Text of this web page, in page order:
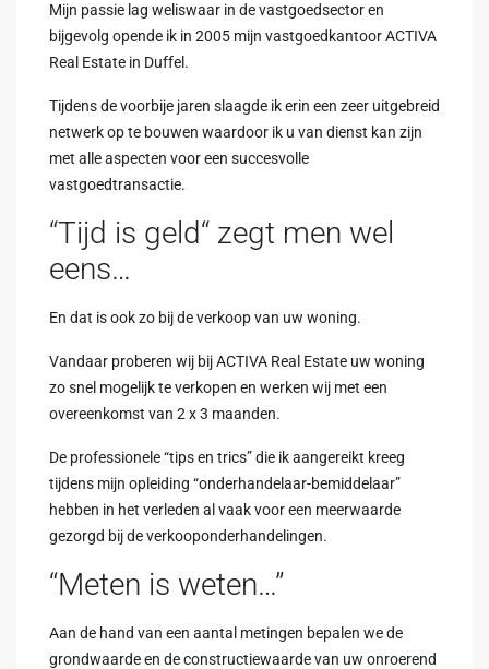
Mijn passie lag weliswaar in de vastgoedsector en
bijgevolg opende ik in 2005 mijn vastgoedkantoor ACTIVA
Real Estate in Duffel.
Tijdens de voorbije jaren slaagde ik erin een zeer uitgebreid
netwerk op te bouwen waardoor ik u van dienst kan zijn
met alle aspecten voor een succesvolle
vastgoedtransactie.
“Tijd is geld“ zegt men wel
eens…
En dat is ook zo bij de verkoop van uw woning.
Vandaar proberen wij bij ACTIVA Real Estate uw woning
zo snel mogelijk te verkopen en werken wij met een
overeenkomst van 2 x 3 maanden.
De professionele “tips en trics” die ik aangereikt kreeg
tijdens mijn opleiding “onderhandelaar-bemiddelaar”
hebben in het verleden al vaak voor een meerwaarde
gezorgd bij de verkooponderhandelingen.
“Meten is weten…”
Aan de hand van een aantal metingen bepalen we de
grondwaarde en de constructiewaarde van uw onroerend